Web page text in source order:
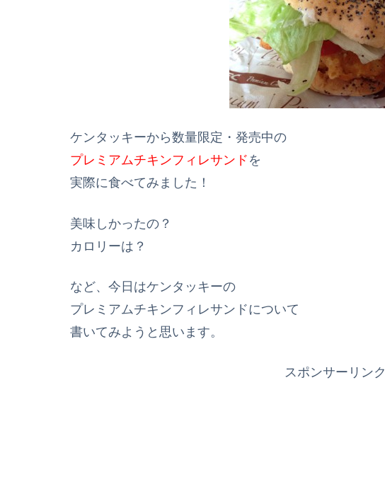
ケンタッキーから数量限定・発売中の
プレミアムチキンフィレサンド を
実際に食べてみました！
美味しかったの？
カロリーは？
など、今日はケンタッキーの
プレミアムチキンフィレサンドについて
書いてみようと思います。
スポンサーリンク